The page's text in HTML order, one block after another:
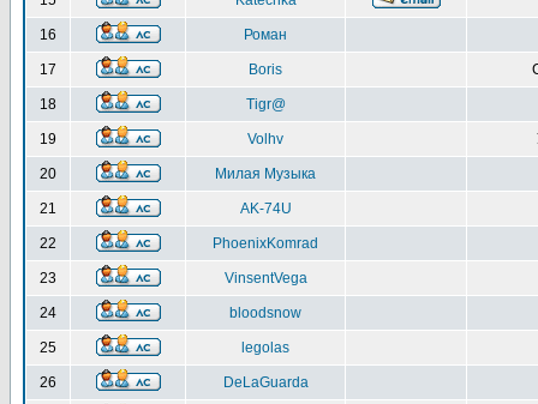
16 Роман
17 Boris
18 Tigr@
19 Volhv
20 Милая Музыка
21 AK-74U
22 PhoenixKomrad
23 VinsentVega
24 bloodsnow
25 legolas
26 DeLaGuarda